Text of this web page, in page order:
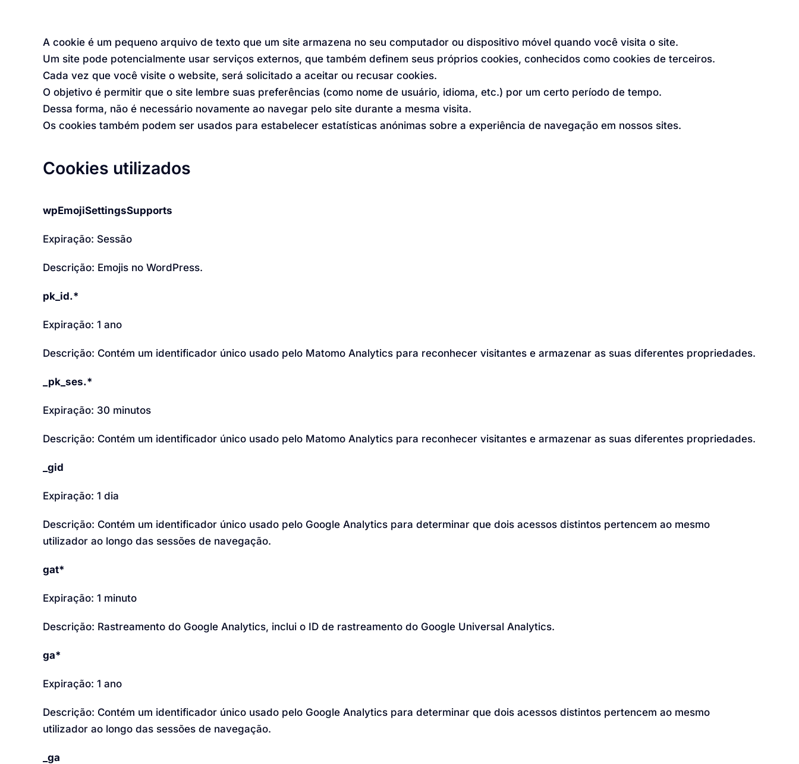
A cookie é um pequeno arquivo de texto que um site armazena no seu computador ou dispositivo móvel quando você visita o site.
Um site pode potencialmente usar serviços externos, que também definem seus próprios cookies, conhecidos como cookies de terceiros.
Cada vez que você visite o website, será solicitado a aceitar ou recusar cookies.
O objetivo é permitir que o site lembre suas preferências (como nome de usuário, idioma, etc.) por um certo período de tempo.
Dessa forma, não é necessário novamente ao navegar pelo site durante a mesma visita.
Os cookies também podem ser usados para estabelecer estatísticas anónimas sobre a experiência de navegação em nossos sites.
Cookies utilizados
wpEmojiSettingsSupports
Expiração: Sessão
Descrição: Emojis no WordPress.
pk_id.*
Expiração: 1 ano
Descrição: Contém um identificador único usado pelo Matomo Analytics para reconhecer visitantes e armazenar as suas diferentes propriedades.
_pk_ses.*
Expiração: 30 minutos
Descrição: Contém um identificador único usado pelo Matomo Analytics para reconhecer visitantes e armazenar as suas diferentes propriedades.
_gid
Expiração: 1 dia
Descrição: Contém um identificador único usado pelo Google Analytics para determinar que dois acessos distintos pertencem ao mesmo
utilizador ao longo das sessões de navegação.
gat*
Expiração: 1 minuto
Descrição: Rastreamento do Google Analytics, inclui o ID de rastreamento do Google Universal Analytics.
ga*
Expiração: 1 ano
Descrição: Contém um identificador único usado pelo Google Analytics para determinar que dois acessos distintos pertencem ao mesmo
utilizador ao longo das sessões de navegação.
_ga